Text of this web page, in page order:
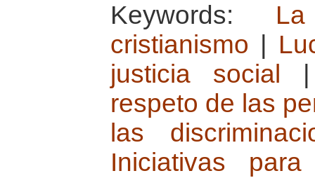
Keywords:
cristianismo
justicia social
respeto de las
las
Iniciativas